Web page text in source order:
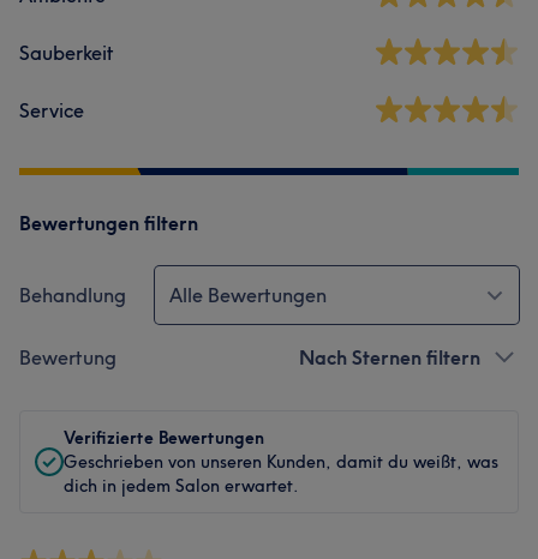
Sauberkeit
Service
Bewertungen filtern
Behandlung Alle Bewertungen
Bewertung Nach Sternen filtern
Verifizierte Bewertungen
Geschrieben von unseren Kunden, damit du weißt, was
dich in jedem Salon erwartet.